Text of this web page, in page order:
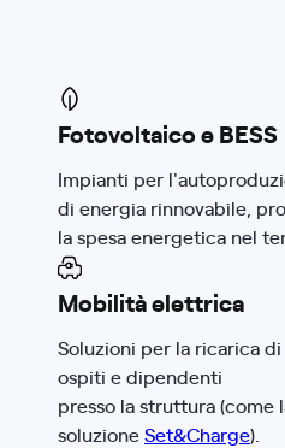
Fotovoltaico e BESS
Impianti per
di energia rinnovabile,
la spesa energetica nel
Mobilità elettrica
Soluzioni per la ricarica
ospiti e dipendenti
presso la struttura (come
soluzioneSet&Charge).